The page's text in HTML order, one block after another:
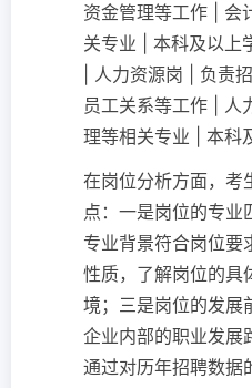
资金管理等工作 | 会
关专业 | 本科及以上
| 人力资源岗 | 负责
员工关系等工作 | 人
理等相关专业 | 本科
在岗位分析方面，考
点：一是岗位的专业
专业背景符合岗位要
性质，了解岗位的具
境；三是岗位的发展
企业内部的职业发展
通过对历年招聘数据